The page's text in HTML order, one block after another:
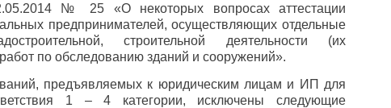
№ 25 «О некоторых вопросах аттестации
предпринимателей, осуществляющих отдельные
строительной деятельности (их
по обследованию зданий и сооружений».
предъявляемых к юридическим лицам и ИП для
1 – 4 категории, исключены следующие